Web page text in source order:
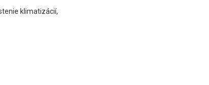
klimatizácií,